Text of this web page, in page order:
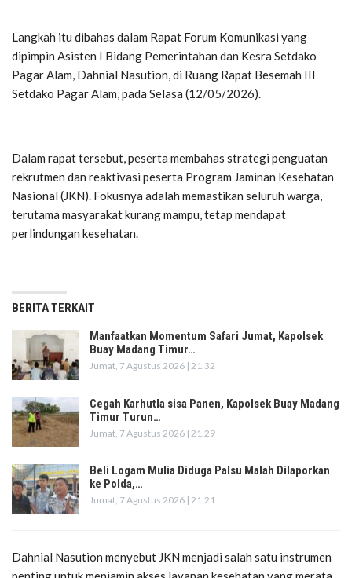
Langkah itu dibahas dalam Rapat Forum Komunikasi yang
dipimpin Asisten I Bidang Pemerintahan dan Kesra Setdako
Pagar Alam, Dahnial Nasution, di Ruang Rapat Besemah III
Setdako Pagar Alam, pada Selasa (12/05/2026).
Dalam rapat tersebut, peserta membahas strategi penguatan
rekrutmen dan reaktivasi peserta Program Jaminan Kesehatan
Nasional (JKN). Fokusnya adalah memastikan seluruh warga,
terutama masyarakat kurang mampu, tetap mendapat
perlindungan kesehatan.
BERITA TERKAIT
Manfaatkan Momentum Safari Jumat, Kapolsek
Buay Madang Timur…
Jumat, 7 Agustus 2026 | 21.32
Cegah Karhutla sisa Panen, Kapolsek Buay Madang
Timur Turun…
Jumat, 7 Agustus 2026 | 21.29
Beli Logam Mulia Diduga Palsu Malah Dilaporkan
ke Polda,…
Jumat, 7 Agustus 2026 | 21.21
Dahnial Nasution menyebut JKN menjadi salah satu instrumen